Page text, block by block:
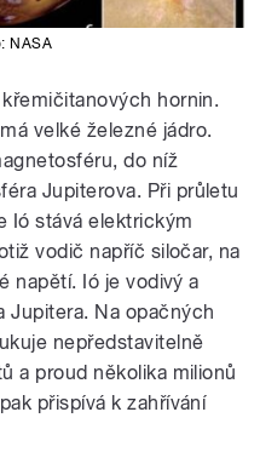
NASA
hornin.
velké železné jádro.
do níž
Jupiterova. Při průletu
Ió stává elektrickým
vodič napříč siločar, na
napětí. Ió je vodivý a
Jupitera. Na opačných
nepředstavitelně
a proud několika milionů
přispívá k zahřívání